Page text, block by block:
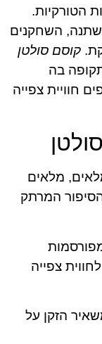
הטורקיות.
השחקנים
קוסם סולטן
בה
חוויית צפייה
מלאים
המרתק
צפייה
הזקן על